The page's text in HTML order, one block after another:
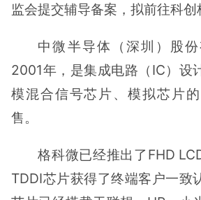
监会提交辅导备案，拟前往科创
中微半导体（深圳）股
2001年，是集成电路（IC）设
模混合信号芯片、模拟芯片
售。
格科微已经推出了FHD
TDDI芯片获得了终端客户一致